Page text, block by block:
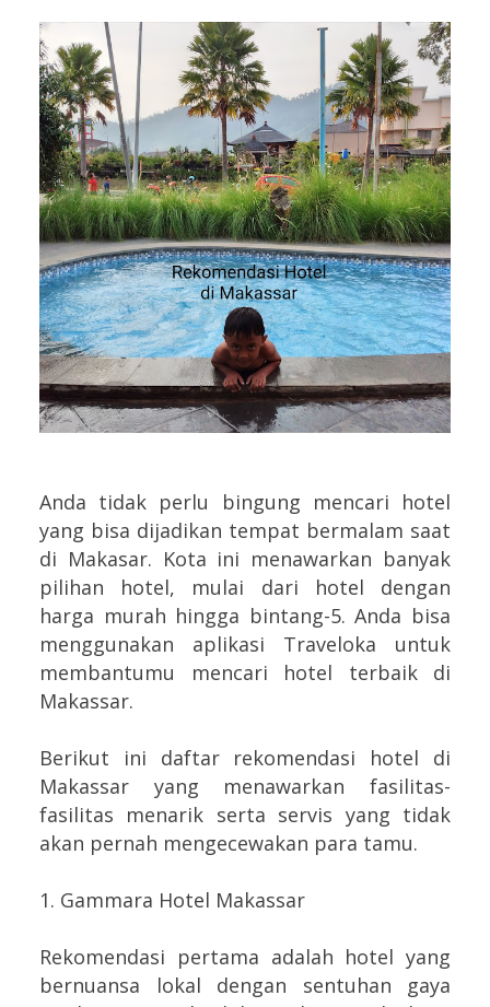
Anda tidak perlu bingung mencari hotel
yang bisa dijadikan tempat bermalam saat
di Makasar. Kota ini menawarkan banyak
pilihan hotel, mulai dari hotel dengan
harga murah hingga bintang-5. Anda bisa
menggunakan aplikasi Traveloka untuk
membantumu mencari hotel terbaik di
Makassar.
Berikut ini daftar rekomendasi hotel di
Makassar yang menawarkan fasilitas-
fasilitas menarik serta servis yang tidak
akan pernah mengecewakan para tamu.
1. Gammara Hotel Makassar
Rekomendasi pertama adalah hotel yang
bernuansa lokal dengan sentuhan gaya